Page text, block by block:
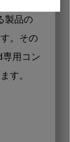
製品の
。その
用コン
す。